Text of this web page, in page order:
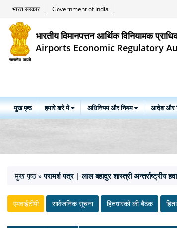
भारत सरकार Government of India
भारतीय विमानपत्तन आर्थिक विनियामक
Airports Economic Regulatory
मुख पृष्ठ हमारे बारे में अधिनियम और नियम आदेश और
मुख पृष्ठ » परामर्श पत्र |लाल बहादुर शास्त्री अन्तर्राष्ट्रीय
एमवाईटीपी सार्वजनिक सूचना हितधारकों की बैठक